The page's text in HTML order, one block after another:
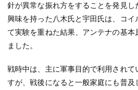
針が異常な振れ方をすることを発見し
興味を持った八木氏と宇田氏は、コイ
て実験を重ねた結果、アンテナの基本
ました。
戦時中は、主に軍事目的で利用されて
すが、戦後になると一般家庭にも普及